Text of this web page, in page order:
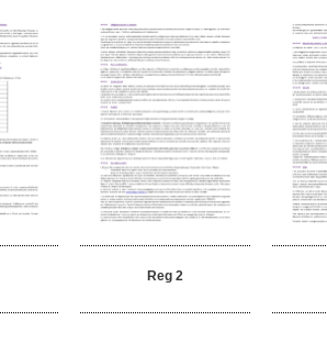
Reg 2